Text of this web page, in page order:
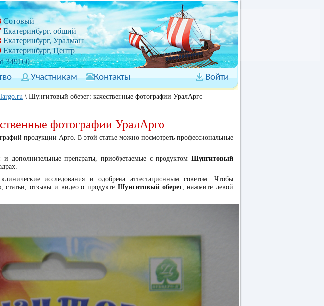
349160
Сотовый
Екатеринбург, общий
Екатеринбург, Уралмаш
Екатеринбург, Центр
Участникам Контакты Войти
\ Шунгитовый оберег: качественные фотографии УралАрго
фотографии УралАрго
продукции Арго. В этой статье можно посмотреть профессиональные
.
дополнительные препараты, приобретаемые с продуктом Шунгитовый
исследования и одобрена аттестационным советом. Чтобы
статьи, отзывы и видео о продукте Шунгитовый оберег, нажмите левой